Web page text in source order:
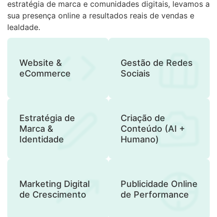
estratégia de marca e comunidades digitais, levamos a
sua presença online a resultados reais de vendas e
lealdade.
Website &
eCommerce
Gestão de Redes
Sociais
Estratégia de
Marca &
Identidade
Criação de
Conteúdo (AI +
Humano)
Marketing Digital
de Crescimento
Publicidade Online
de Performance